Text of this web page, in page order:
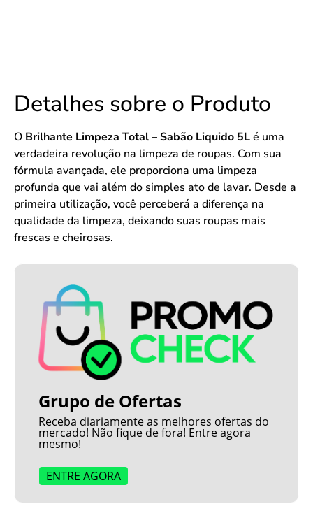
Detalhes sobre o Produto
O Brilhante Limpeza Total – Sabão Liquido 5Lé uma
verdadeira revolução na limpeza de roupas. Com sua
fórmula avançada, ele proporciona uma limpeza
profunda que vai além do simples ato de lavar. Desde a
primeira utilização, você perceberá a diferença na
qualidade da limpeza, deixando suas roupas mais
frescas e cheirosas.
Grupo de Ofertas
Receba diariamente as melhores ofertas do
mercado! Não fique de fora! Entre agora
mesmo!
ENTRE AGORA